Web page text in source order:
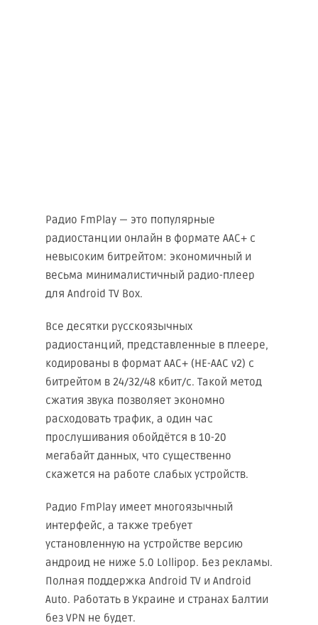
Радио FmPlay — это популярные
радиостанции онлайн в формате AAC+ с
невысоким битрейтом: экономичный и
весьма минималистичный радио-плеер
для Android TV Box.
Все десятки русскоязычных
радиостанций, представленные в плеере,
кодированы в формат AAC+ (HE-AAC v2) с
битрейтом в 24/32/48 кбит/с. Такой метод
сжатия звука позволяет экономно
расходовать трафик, а один час
прослушивания обойдётся в 10-20
мегабайт данных, что существенно
скажется на работе слабых устройств.
Радио FmPlay имеет многоязычный
интерфейс, а также требует
установленную на устройстве версию
андроид не ниже 5.0 Lollipop. Без рекламы.
Полная поддержка Android TV и Android
Auto. Работать в Украине и странах Балтии
без VPN не будет.